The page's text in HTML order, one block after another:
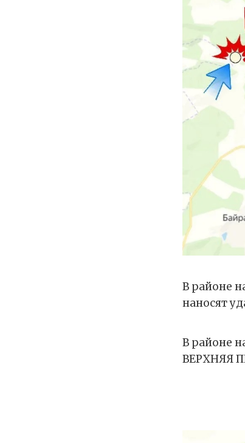
В районе
наносят
В районе
ВЕРХНЯЯ